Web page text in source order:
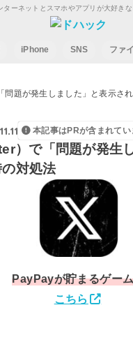
ターネットとスマホやアプリが大好きな
iPhone SNS ファ
問題が発生しました」と表示さ
本記事はPRが含まれてい
）で「問題が発生
対処法
PayPayが貯まるゲーム
こちら